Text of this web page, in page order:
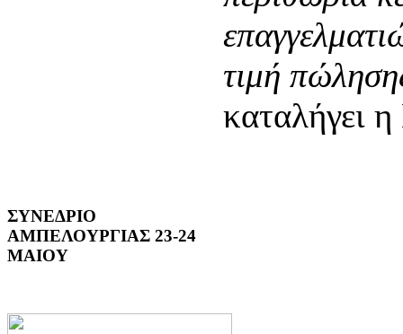
τιμή
καταλήγει
ΣΥΝΕΔΡΙΟ
ΑΜΠΕΛΟΥΡΓΙΑΣ 23-24
ΜΑΙΟΥ